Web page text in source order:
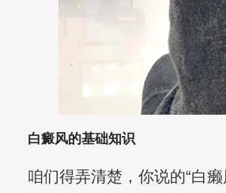
白癜风的基础知识
咱们得弄清楚，你说的“白癞